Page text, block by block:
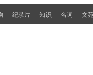
纪录片 知识 名词 文